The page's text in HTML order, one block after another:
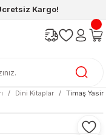
Kargo!
Dini Kitaplar Timaş